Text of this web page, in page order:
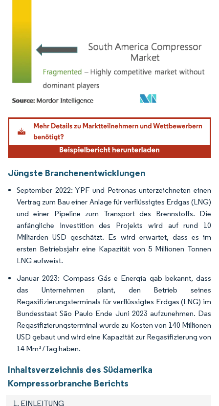
Bild © Mordor Intelligence. Wiederverwendung erfordert Namensnennung gemäß
Jüngste Branchenentwicklungen
September 2022: YPF und Petronas unterzeichneten einen
Vertrag zum Bau einer Anlage für verflüssigtes Erdgas (LNG)
und einer Pipeline zum Transport des Brennstoffs. Die
anfängliche Investition des Projekts wird auf rund 10
Milliarden USD geschätzt. Es wird erwartet, dass es im
ersten Betriebsjahr eine Kapazität von 5 Millionen Tonnen
LNG aufweist.
Januar 2023: Compass Gás e Energia gab bekannt, dass
das Unternehmen plant, den Betrieb seines
Regasifizierungsterminals für verflüssigtes Erdgas (LNG) im
Bundesstaat São Paulo Ende Juni 2023 aufzunehmen. Das
Regasifizierungsterminal wurde zu Kosten von 140 Millionen
USD gebaut und wird eine Kapazität zur Regasifizierung von
14 Mm³/Tag haben.
Inhaltsverzeichnis des Südamerika
Kompressorbranche Berichts
1. EINLEITUNG